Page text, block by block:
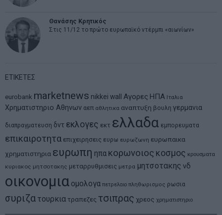
Θανάσης Κρητικός
Στις 11/12 το πρώτο ευρωπαϊκό ντέρμπι «αιωνίων»
ΕΤΙΚΕΤΕΣ
eurobank marketnews nikkei wall Αγορες ΗΠΑ Ιταλια
Χρηματιστηριο Αθηνων αεπ αθλητικα αναπτυξη βουλη γερμανια
διαπραγματευση δντ εκλογες εκτ ελλαδα εμπορευματα
επικαιροτητα επιχειρησεις ευρω ευρωζωνη ευρωπαικα
χρηματιστηρια ευρωπη ηπα κορωνοιος κοσμος κρουσματα
κυριακος μητσοτακης μεταρρυθμισεις μετρα μητσοτακης νδ
οικονομια ομολογα πετρελαιο πληθωρισμος ρωσια
συριζα τουρκια τραπεζες τσιπρας χρεος χρηματιστηριο